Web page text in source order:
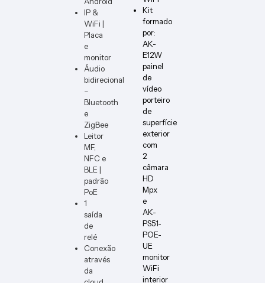
IP &
WiFi |
Placa
e
monitor
Áudio
bidirecional
–
Bluetooth
e
ZigBee
Leitor
MF,
NFC e
BLE |
padrão
PoE
1
saída
de
relé
Conexão
através
da
Kit
formado
por:
AK-
E12W
painel
de
vídeo
porteiro
de
superfície
exterior
com
2
câmara
HD
Mpx
e
AK-
PS51-
POE-
UE
monitor
WiFi
interior